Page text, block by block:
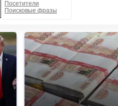
Посетители
Поисковые фразы